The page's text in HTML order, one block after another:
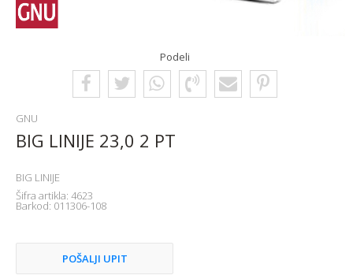
Podeli
GNU
BIG LINIJE 23,0 2 PT
BIG LINIJE
Šifra artikla: 4623
Barkod: 011306-108
POŠALJI UPIT